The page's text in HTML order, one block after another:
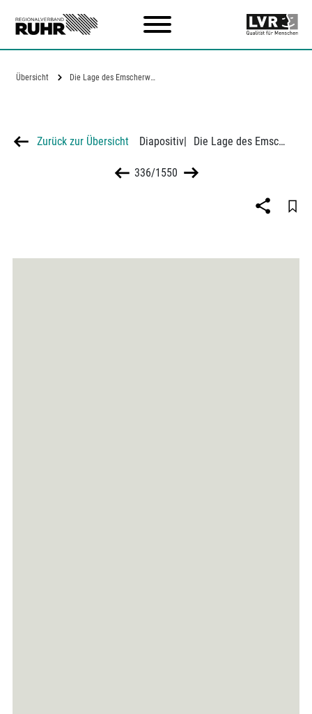
Übersicht Die Lage des Emscherweges zwischen…
Zurück zur Übersicht Diapositiv| Die Lage des Emscherweges zwischen Autobahn und Ruhrschnellweg
336/1550